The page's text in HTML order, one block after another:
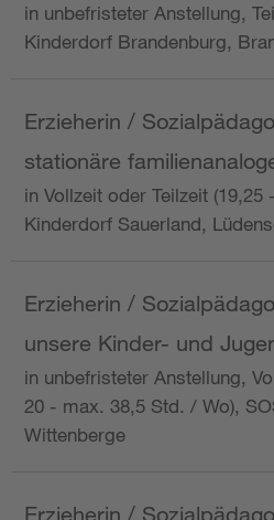
in unbefristeter Anstellung,
Kinderdorf Brandenburg,
Erzieherin /
stationäre
in Vollzeit oder Teilzeit
Kinderdorf Sauerland,
Erzieherin /
unsere Kinder- und
in unbefristeter Anstellung,
20 - max. 38,5 Std. / Wo),
Wittenberge
Erzieherin /